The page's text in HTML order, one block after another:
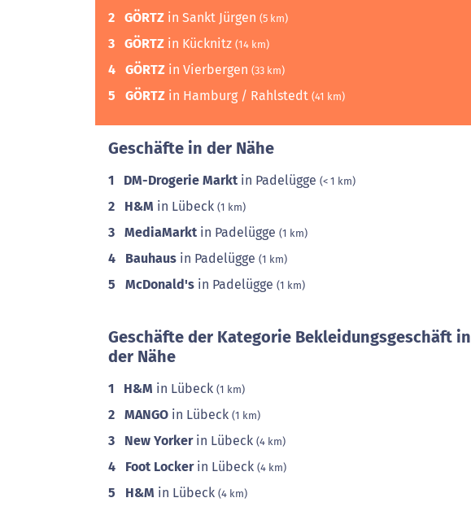
2 GÖRTZ in Sankt Jürgen (5 km)
3 GÖRTZ in Kücknitz (14 km)
4 GÖRTZ in Vierbergen (33 km)
5 GÖRTZ in Hamburg / Rahlstedt (41 km)
Geschäfte in der Nähe
1 DM-Drogerie Markt in Padelügge (< 1 km)
2 H&M in Lübeck (1 km)
3 MediaMarkt in Padelügge (1 km)
4 Bauhaus in Padelügge (1 km)
5 McDonald's in Padelügge (1 km)
Geschäfte der Kategorie Bekleidungsgeschäft in
der Nähe
1 H&M in Lübeck (1 km)
2 MANGO in Lübeck (1 km)
3 New Yorkerin Lübeck (4 km)
4 Foot Lockerin Lübeck (4 km)
5 H&M in Lübeck (4 km)